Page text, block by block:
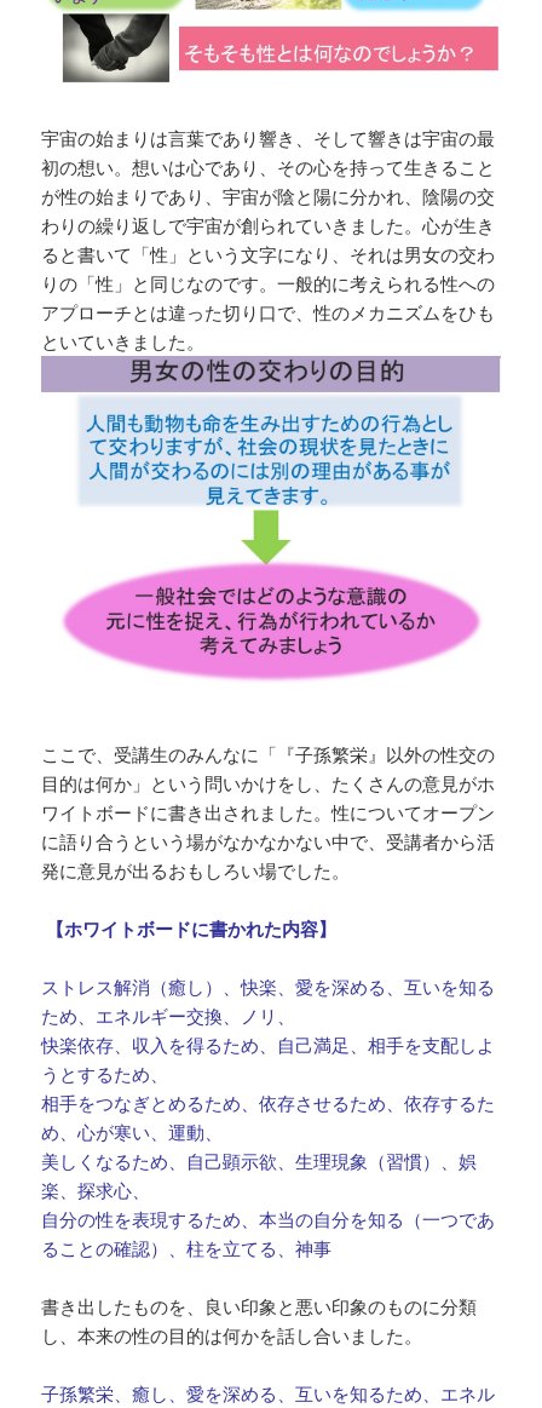
宇宙の始まりは言葉であり響き、そして響きは宇宙の最
初の想い。想いは心であり、その心を持って生きること
が性の始まりであり、宇宙が陰と陽に分かれ、陰陽の交
わりの繰り返しで宇宙が創られていきました。心が生き
ると書いて「性」という文字になり、それは男女の交わ
りの「性」と同じなのです。一般的に考えられる性への
アプローチとは違った切り口で、性のメカニズムをひも
といていきました。
ここで、受講生のみんなに「『子孫繁栄』以外の性交の
目的は何か」という問いかけをし、たくさんの意見がホ
ワイトボードに書き出されました。性についてオープン
に語り合うという場がなかなかない中で、受講者から活
発に意見が出るおもしろい場でした。
【ホワイトボードに書かれた内容】
ストレス解消（癒し）、快楽、愛を深める、互いを知る
ため、エネルギー交換、ノリ、
快楽依存、収入を得るため、自己満足、相手を支配しよ
うとするため、
相手をつなぎとめるため、依存させるため、依存するた
め、心が寒い、運動、
美しくなるため、自己顕示欲、生理現象（習慣）、娯
楽、探求心、
自分の性を表現するため、本当の自分を知る（一つであ
ることの確認）、柱を立てる、神事
書き出したものを、良い印象と悪い印象のものに分類
し、本来の性の目的は何かを話し合いました。
子孫繁栄、癒し、愛を深める、互いを知るため、エネル